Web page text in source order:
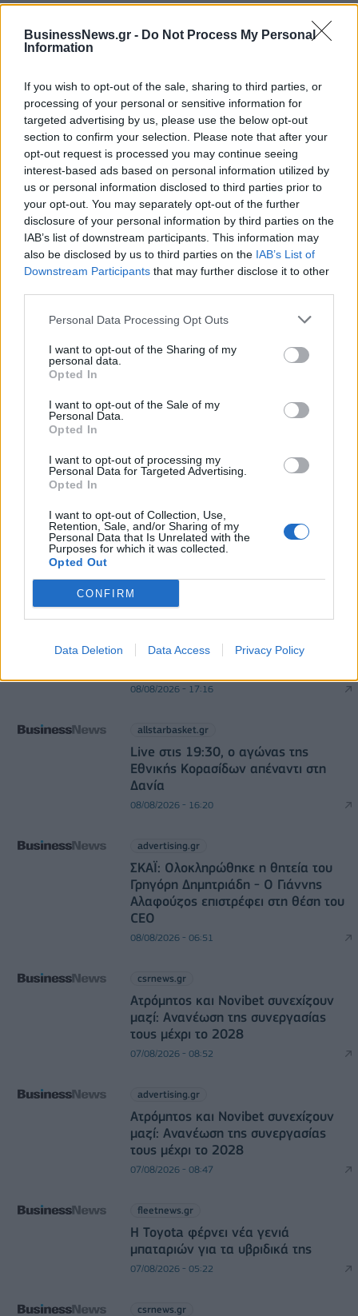
BusinessNews.gr - Do Not Process My Personal
Information
If you wish to opt-out of the sale, sharing to third parties, or
processing of your personal or sensitive information for
targeted advertising by us, please use the below opt-out
section to confirm your selection. Please note that after your
opt-out request is processed you may continue seeing
interest-based ads based on personal information utilized by
us or personal information disclosed to third parties prior to
your opt-out. You may separately opt-out of the further
disclosure of your personal information by third parties on the
IAB’s list of downstream participants. This information may
also be disclosed by us to third parties on the IAB’s List of
Downstream Participants that may further disclose it to other
Personal Data Processing Opt Outs
I want to opt-out of the Sharing of my
personal data.
Opted In
I want to opt-out of the Sale of my
Personal Data.
Opted In
I want to opt-out of processing my
Personal Data for Targeted Advertising.
Opted In
I want to opt-out of Collection, Use,
Retention, Sale, and/or Sharing of my
Personal Data that Is Unrelated with the
Purposes for which it was collected.
Opted Out
CONFIRM
Data Deletion Data Access Privacy Policy
ΔΗΜΟΦΙΛΗ
Όμιλος ΔΕΗ: Νέα συμφωνία για χαρτοφυλάκιο
έργων ΑΠΕ άνω των 2 GW σε Πολωνία και
Ουγγαρία
08/08/2026 - 10:26 ΕΝΕΡΓΕΙΑ
Ελληνική Αναπτυξιακή Τράπεζα: Με «προίκα» 2
δισ. ευρώ ανοίγει δρόμο για δάνεια έως 5 δισ. σε
μικρομεσαίες
08/08/2026 - 11:22 ΤΡΑΠΕΖΕΣ
5G παντού, 6G στον ορίζοντα: Πού βρίσκεται η
1,76%, κέρδη 23,31% από τις αρχές του έτους
08/08/2026 - 12:36
Διευρύνεται η πρωτοβουλία για τις τιμές στο ράφι
με 916 προϊόντα
DIRECTION BUSINESS NETWORK
διαπραγματεύσεις με την
08/08/2026 - 17:16
allstarbasket.gr
Live στις 19:30, ο αγώνας της
Εθνικής Κορασίδων απέναντι στη
Δανία
08/08/2026 - 16:20
advertising.gr
ΣΚΑΪ: Ολοκληρώθηκε η θητεία του
Γρηγόρη Δημητριάδη - Ο Γιάννης
Αλαφούζος επιστρέφει στη θέση του
CEO
08/08/2026 - 06:51
csrnews.gr
Ατρόμητος και Novibet συνεχίζουν
μαζί: Ανανέωση της συνεργασίας
τους μέχρι το 2028
07/08/2026 - 08:52
advertising.gr
Ατρόμητος και Novibet συνεχίζουν
μαζί: Ανανέωση της συνεργασίας
τους μέχρι το 2028
07/08/2026 - 08:47
fleetnews.gr
Η Toyota φέρνει νέα γενιά
μπαταριών για τα υβριδικά της
07/08/2026 - 05:22
csrnews.gr